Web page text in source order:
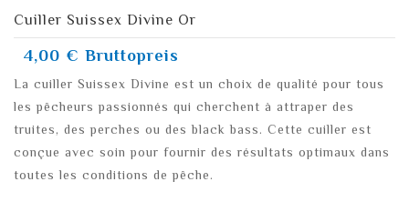
Cuiller Suissex Divine Or
4,00 € Bruttopreis
La cuiller Suissex Divine est un choix de qualité pour tous
les pêcheurs passionnés qui cherchent à attraper des
truites, des perches ou des black bass. Cette cuiller est
conçue avec soin pour fournir des résultats optimaux dans
toutes les conditions de pêche.